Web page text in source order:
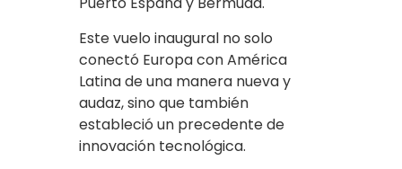
Este vuelo inaugural no solo
conectó Europa con América
Latina de una manera nueva y
audaz, sino que también
estableció un precedente de
innovación tecnológica.